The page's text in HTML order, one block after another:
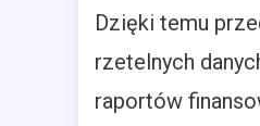
Dzięki temu
rzetelnych
raportów